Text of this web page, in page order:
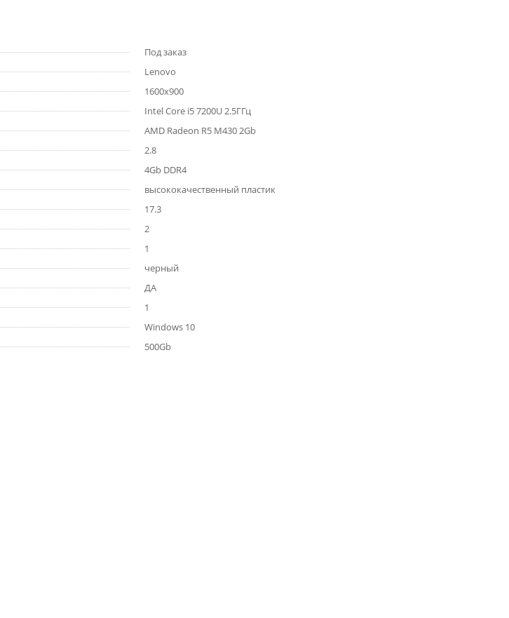
Под заказ
Lenovo
1600x900
Intel Core i5 7200U 2.5ГГц
AMD Radeon R5 M430 2Gb
2.8
4Gb DDR4
высококачественный пластик
17.3
2
1
черный
ДА
1
Windows 10
500Gb